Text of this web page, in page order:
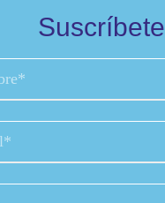
Suscríbete